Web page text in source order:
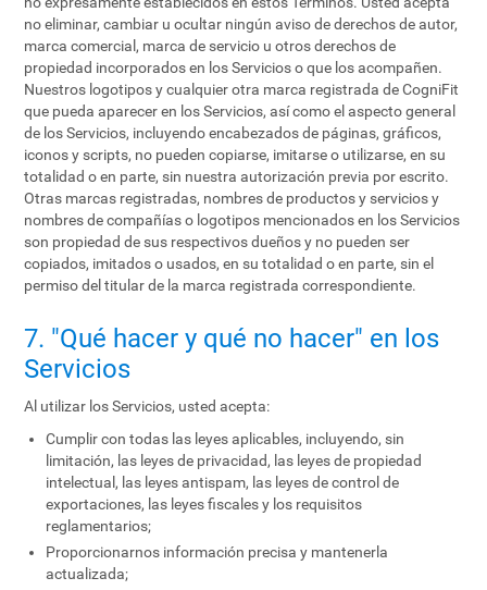
no eliminar, cambiar u ocultar ningún aviso de derechos de autor,
marca comercial, marca de servicio u otros derechos de
propiedad incorporados en los Servicios o que los acompañen.
Nuestros logotipos y cualquier otra marca registrada de CogniFit
que pueda aparecer en los Servicios, así como el aspecto general
de los Servicios, incluyendo encabezados de páginas, gráficos,
iconos y scripts, no pueden copiarse, imitarse o utilizarse, en su
totalidad o en parte, sin nuestra autorización previa por escrito.
Otras marcas registradas, nombres de productos y servicios y
nombres de compañías o logotipos mencionados en los Servicios
son propiedad de sus respectivos dueños y no pueden ser
copiados, imitados o usados, en su totalidad o en parte, sin el
permiso del titular de la marca registrada correspondiente.
7. "Qué hacer y qué no hacer" en los
Servicios
Al utilizar los Servicios, usted acepta:
Cumplir con todas las leyes aplicables, incluyendo, sin
limitación, las leyes de privacidad, las leyes de propiedad
intelectual, las leyes antispam, las leyes de control de
exportaciones, las leyes fiscales y los requisitos
reglamentarios;
Proporcionarnos información precisa y mantenerla
actualizada;